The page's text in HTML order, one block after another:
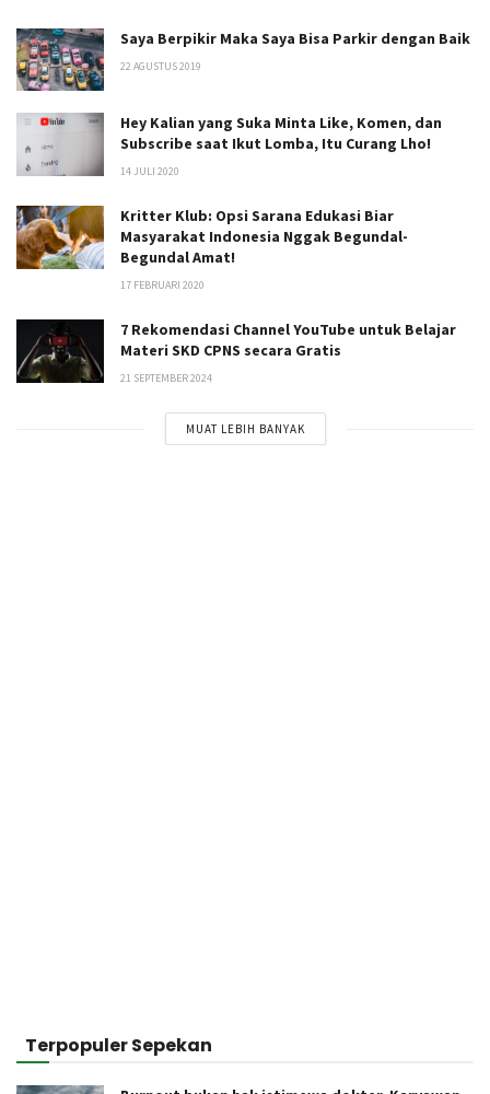
Saya Berpikir Maka Saya Bisa Parkir dengan Baik
22 AGUSTUS 2019
Hey Kalian yang Suka Minta Like, Komen, dan
Subscribe saat Ikut Lomba, Itu Curang Lho!
14 JULI 2020
Kritter Klub: Opsi Sarana Edukasi Biar
Masyarakat Indonesia Nggak Begundal-
Begundal Amat!
17 FEBRUARI 2020
7 Rekomendasi Channel YouTube untuk Belajar
Materi SKD CPNS secara Gratis
21 SEPTEMBER 2024
MUAT LEBIH BANYAK
Terpopuler Sepekan